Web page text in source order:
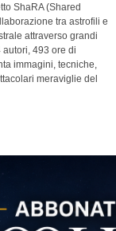
ShaRA (Shared
tra astrofili e
attraverso grandi
493 ore di
immagini, tecniche,
meraviglie del